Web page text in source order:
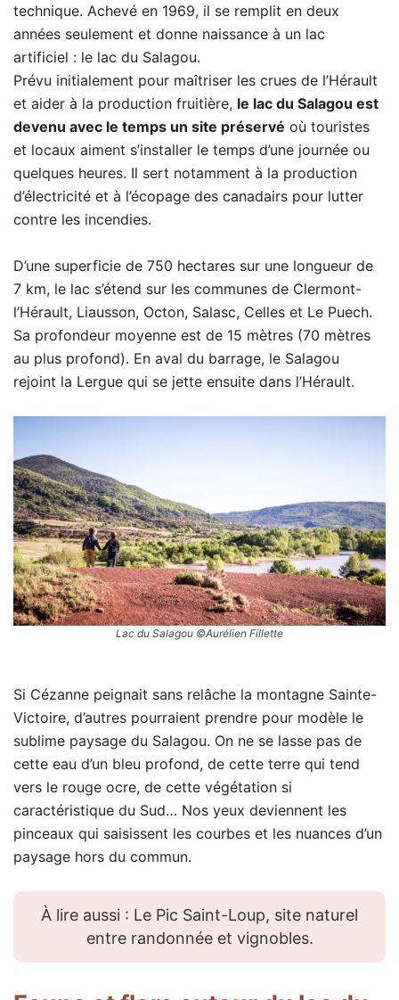
technique. Achevé en 1969, il se remplit en deux
années seulement et donne naissance à un lac
artificiel : le lac du Salagou.
Prévu initialement pour maîtriser les crues de l’Hérault
et aider à la production fruitière, le lac du Salagou est
devenu avec le temps un site préservé où touristes
et locaux aiment s’installer le temps d’une journée ou
quelques heures. Il sert notamment à la production
d’électricité et à l’écopage des canadairs pour lutter
contre les incendies.
D’une superficie de 750 hectares sur une longueur de
7 km, le lac s’étend sur les communes de Clermont-
l’Hérault, Liausson, Octon, Salasc, Celles et Le Puech.
Sa profondeur moyenne est de 15 mètres (70 mètres
au plus profond). En aval du barrage, le Salagou
rejoint la Lergue qui se jette ensuite dans l’Hérault.
Lac du Salagou ©Aurélien Fillette
Si Cézanne peignait sans relâche la montagne Sainte-
Victoire, d’autres pourraient prendre pour modèle le
sublime paysage du Salagou. On ne se lasse pas de
cette eau d’un bleu profond, de cette terre qui tend
vers le rouge ocre, de cette végétation si
caractéristique du Sud… Nos yeux deviennent les
pinceaux qui saisissent les courbes et les nuances d’un
paysage hors du commun.
À lire aussi : Le Pic Saint-Loup, site naturel
entre randonnée et vignobles.